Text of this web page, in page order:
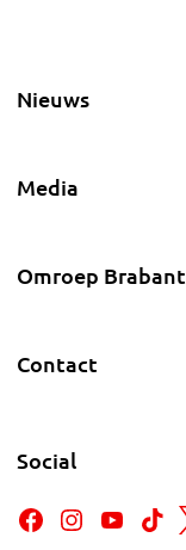
Nieuws
Media
Omroep Brabant
Contact
Social